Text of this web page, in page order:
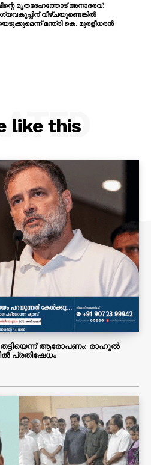
മൃതദേഹത്തോട് അനാദരവ്:
വീഴ്ചയുണ്ടെങ്കിൽ
മന്ത്രി കെ. മുരളീധരൻ
like this
തട്ടിയെന്ന് ആരോപണം: രാഹുൽ
പ്രതിഷേധം